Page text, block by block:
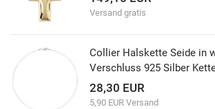
Versand gratis
Collier Halskette Seide in
Verschluss 925 Silber
28,30 EUR
5,90 EUR Versand